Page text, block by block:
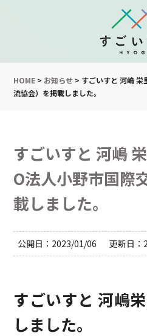
HOME > お知らせ > すごいすと 河嶋
流協会）を掲載しました。
すごいすと 河嶋
O法人小野市国際
載しました。
公開日 2023/01/06 更新日
すごいすと 河嶋
しました。